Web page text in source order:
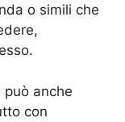
o simili che
anche
con